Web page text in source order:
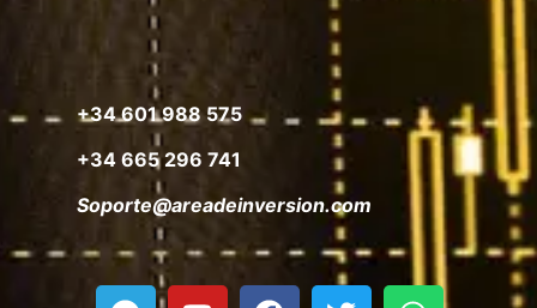
+34 601 988 575
+34 665 296 741
Soporte@areadeinversion.com